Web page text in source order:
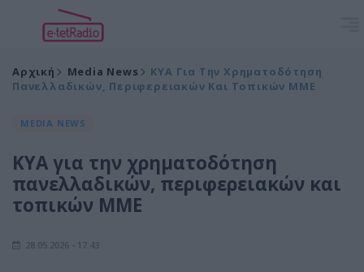
Αρχική Media News
ΚΥΑ Για Την Χρηματοδότηση
Πανελλαδικών, Περιφερειακών Και Τοπικών ΜΜΕ
MEDIA NEWS
ΚΥΑ για την χρηματοδότηση
πανελλαδικών, περιφερειακών και
τοπικών ΜΜΕ
28.05.2026 - 17:43